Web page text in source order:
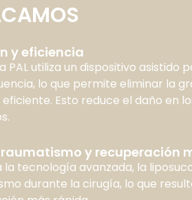
y eficiencia
PAL utiliza un dispositivo asistido
lo que permite eliminar la
Esto reduce el daño en
y recuperación
la tecnología avanzada, la
durante la cirugía, lo que